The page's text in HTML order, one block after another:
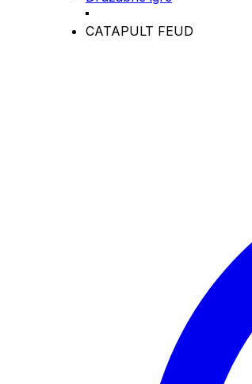
CATAPULT FEUD